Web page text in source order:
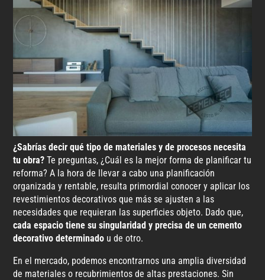
¿Sabrías decir qué tipo de materiales y de procesos necesita
tu obra? Te preguntas, ¿Cuál es la mejor forma de planificar tu
reforma? A la hora de llevar a cabo una planificación
organizada y rentable, resulta primordial conocer y aplicar los
revestimientos decorativos que más se ajusten a las
necesidades que requieran las superficies objeto. Dado que,
cada espacio tiene su singularidad y precisa de un cemento
decorativo determinado u de otro.
En el mercado, podemos encontrarnos una amplia diversidad
de materiales o recubrimientos de altas prestaciones. Sin